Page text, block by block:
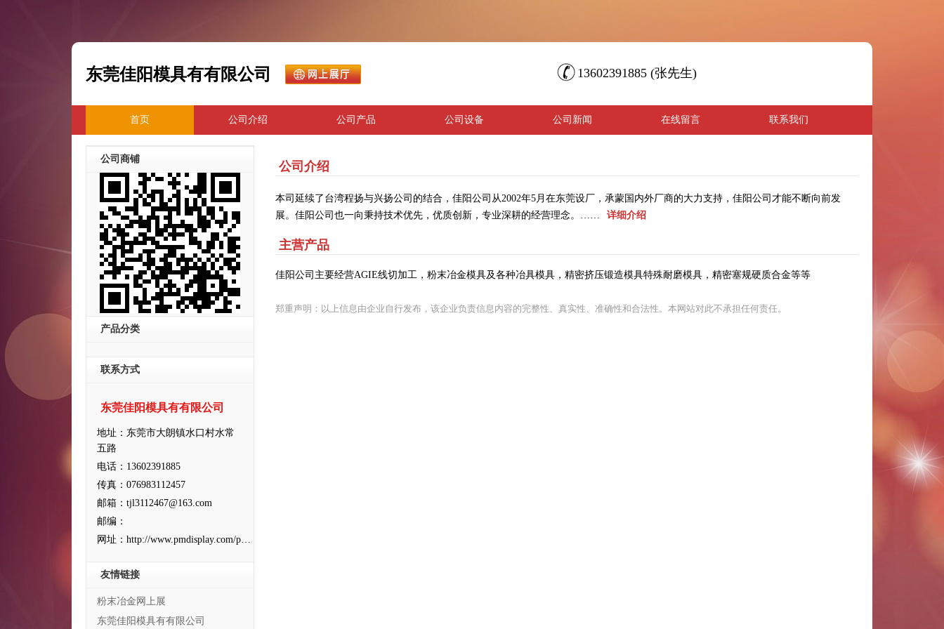
东莞佳阳模具有有限公司 13602391885 (张先生)
首页 公司介绍 公司产品 公司设备 公司新闻 在线留言 联系我们
公司商铺
产品分类
联系方式
东莞佳阳模具有有限公司
地址：东莞市大朗镇水口村水常
五路
电话：13602391885
传真：076983112457
邮箱：tjl3112467@163.com
邮编：
网址：http://www.pmdisplay.com/pm534/
友情链接
粉末冶金网上展
东莞佳阳模具有有限公司
公司介绍
本司延续了台湾程扬与兴扬公司的结合，佳阳公司从2002年5月在东莞设厂，承蒙国内外厂商的大力支持，佳阳公司才能不断向前发
展。佳阳公司也一向秉持技术优先，优质创新，专业深耕的经营理念。……
详细介绍
主营产品
佳阳公司主要经营AGIE线切加工，粉末冶金模具及各种冶具模具，精密挤压锻造模具特殊耐磨模具，精密塞规硬质合金等等
郑重声明：以上信息由企业自行发布，该企业负责信息内容的完整性、真实性、准确性和合法性。本网站对此不承担任何责任。